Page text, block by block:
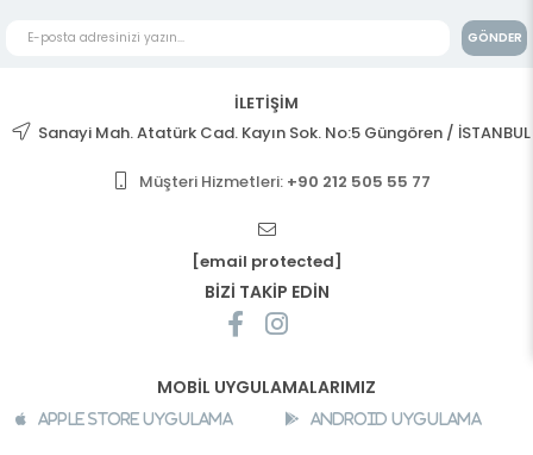
GÖNDER
İLETİŞİM
Sanayi Mah. Atatürk Cad. Kayın Sok. No:5 Güngören / İSTANBUL
Müşteri Hizmetleri: +90 212 505 55 77
[email protected]
BİZİ TAKİP EDİN
MOBİL UYGULAMALARIMIZ
Apple Store Uygulama Android Uygulama